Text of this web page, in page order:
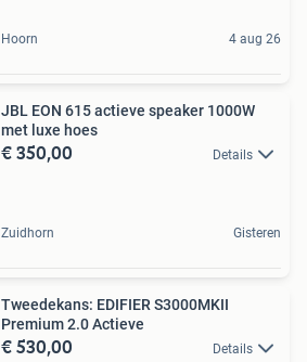
Hoorn 4 aug 26
JBL EON 615 actieve speaker 1000W
met luxe hoes
€ 350,00 Details
Zuidhorn Gisteren
Tweedekans: EDIFIER S3000MKII
Premium 2.0 Actieve
€ 530,00 Details